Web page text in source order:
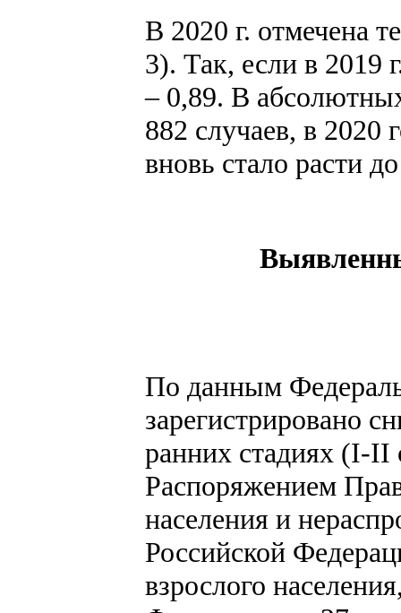
В 2020 г. отмечена
3). Так, если в 2019
– 0,89. В
882 случаев, в 2020
вновь стало расти
По данным
зарегистрировано
ранних стадиях (I-II
Распоряжением
населения и
Российской
взрослого